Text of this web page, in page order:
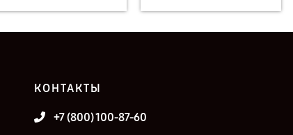
КОНТАКТЫ
+7 (800) 100-87-60